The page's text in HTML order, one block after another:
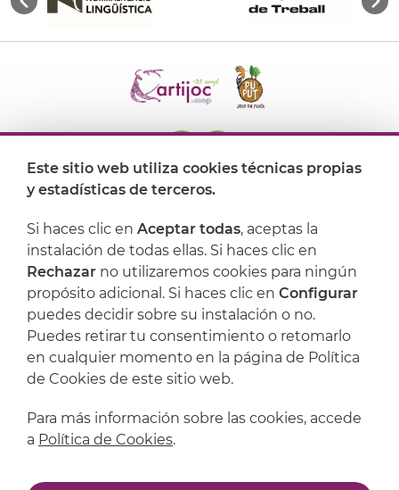
Dónde encontrarnos
Artijoc
Soporte
Este sitio web utiliza cookies técnicas propias
y estadísticas de terceros.
Si haces clic en Aceptar todas, aceptas la
instalación de todas ellas. Si haces clic en
Rechazar no utilizaremos cookies para ningún
propósito adicional. Si haces clic en Configurar
puedes decidir sobre su instalación o no.
Puedes retirar tu consentimiento o retomarlo
en cualquier momento en la página de Política
de Cookies de este sitio web.
Para más información sobre las cookies, accede
a Política de Cookies.